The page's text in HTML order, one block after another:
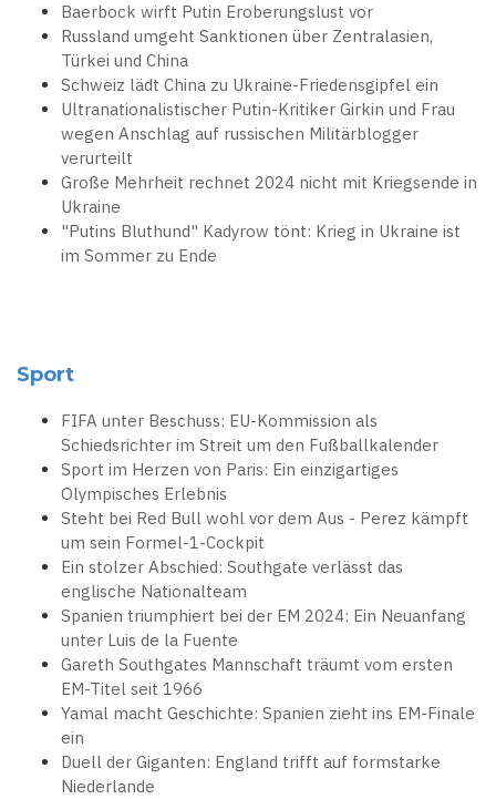
Baerbock wirft Putin Eroberungslust vor
Russland umgeht Sanktionen über Zentralasien,
Türkei und China
Schweiz lädt China zu Ukraine-Friedensgipfel ein
Ultranationalistischer Putin-Kritiker Girkin und Frau
wegen Anschlag auf russischen Militärblogger
verurteilt
Große Mehrheit rechnet 2024 nicht mit Kriegsende in
Ukraine
"Putins Bluthund" Kadyrow tönt: Krieg in Ukraine ist
im Sommer zu Ende
Sport
FIFA unter Beschuss: EU-Kommission als
Schiedsrichter im Streit um den Fußballkalender
Sport im Herzen von Paris: Ein einzigartiges
Olympisches Erlebnis
Steht bei Red Bull wohl vor dem Aus - Perez kämpft
um sein Formel-1-Cockpit
Ein stolzer Abschied: Southgate verlässt das
englische Nationalteam
Spanien triumphiert bei der EM 2024: Ein Neuanfang
unter Luis de la Fuente
Gareth Southgates Mannschaft träumt vom ersten
EM-Titel seit 1966
Yamal macht Geschichte: Spanien zieht ins EM-Finale
ein
Duell der Giganten: England trifft auf formstarke
Niederlande